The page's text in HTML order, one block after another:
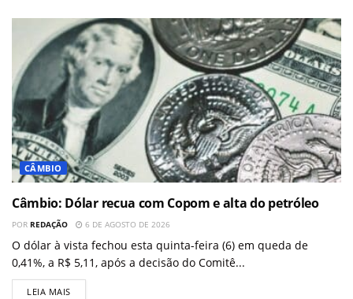
CÂMBIO
Câmbio: Dólar recua com Copom e alta do petróleo
POR REDAÇÃO 6 DE AGOSTO DE 2026
O dólar à vista fechou esta quinta-feira (6) em queda de
0,41%, a R$ 5,11, após a decisão do Comitê...
LEIA MAIS